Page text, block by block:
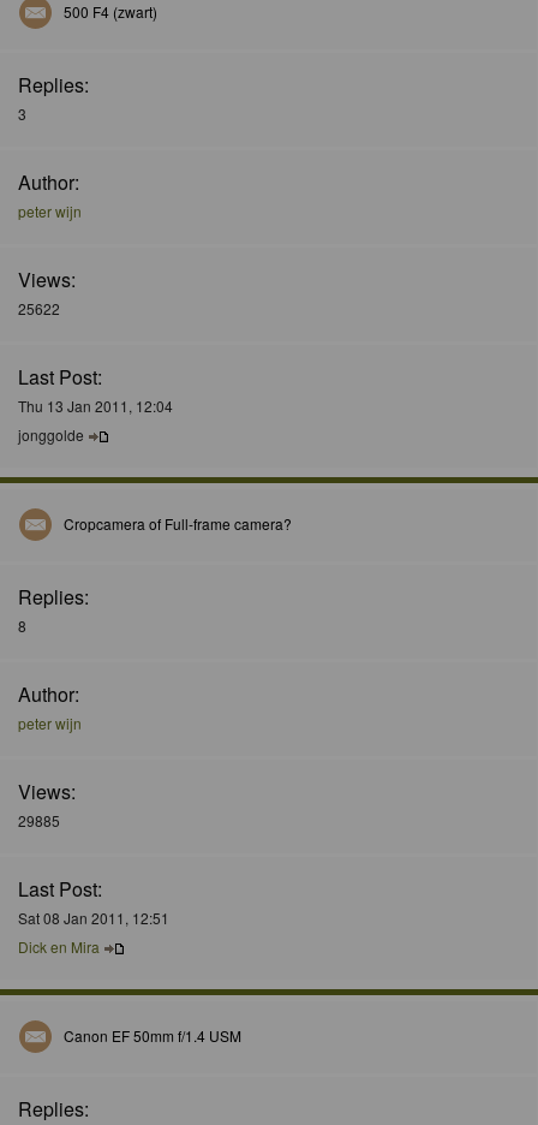
500 F4 (zwart)
Replies:
3
Author:
peter wijn
Views:
25622
Last Post:
Thu 13 Jan 2011, 12:04
jonggolde
Cropcamera of Full-frame camera?
Replies:
8
Author:
peter wijn
Views:
29885
Last Post:
Sat 08 Jan 2011, 12:51
Dick en Mira
Canon EF 50mm f/1.4 USM
Replies: